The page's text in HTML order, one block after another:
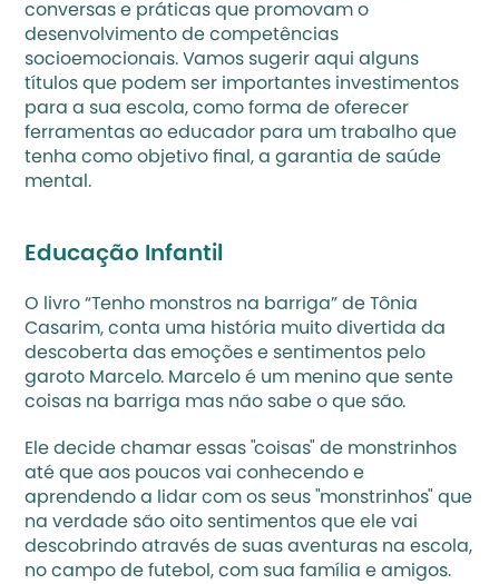
conversas e práticas que promovam o
desenvolvimento de competências
socioemocionais. Vamos sugerir aqui alguns
títulos que podem ser importantes investimentos
para a sua escola, como forma de oferecer
ferramentas ao educador para um trabalho que
tenha como objetivo final, a garantia de saúde
mental.
Educação Infantil
O livro “Tenho monstros na barriga” de Tônia
Casarim, conta uma história muito divertida da
descoberta das emoções e sentimentos pelo
garoto Marcelo. Marcelo é um menino que sente
coisas na barriga mas não sabe o que são.
Ele decide chamar essas "coisas" de monstrinhos
até que aos poucos vai conhecendo e
aprendendo a lidar com os seus "monstrinhos" que
na verdade são oito sentimentos que ele vai
descobrindo através de suas aventuras na escola,
no campo de futebol, com sua família e amigos.